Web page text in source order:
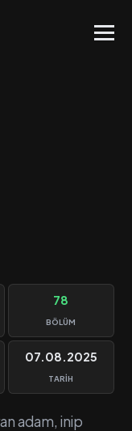
78
BÖLÜM
07.08.2025
TARIH
adam, inip